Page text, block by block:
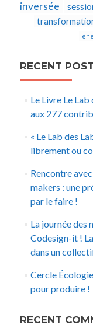
inversée
RECENT
Le Livre Le Lab
aux 277
« Le Lab des
librement ou
Rencontre
makers : une
par le faire !
La journée des
Codesign-it !
dans un
Cercle
pour produire !
RECENT